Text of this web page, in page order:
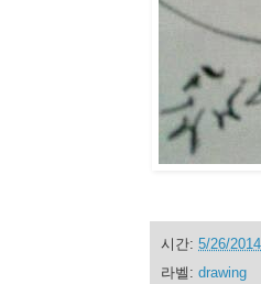
시간: 5/26/
라벨: drawing